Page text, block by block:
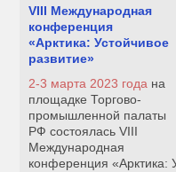
VIII Международная
конференция
«Арктика: Устойчивое
развитие»
2-3 марта 2023 года на
площадке Торгово-
промышленной палаты
РФ состоялась VIII
Международная
конференция «Арктика: